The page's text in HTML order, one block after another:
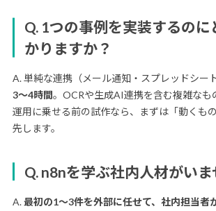
Q. 1つの事例を実装するの
かりますか？
A. 単純な連携（メール通知・スプレッドシー
3〜4時間。OCRや生成AI連携を含む複雑なも
運用に乗せる前の試作なら、まずは「動くも
先します。
Q. n8nを学ぶ社内人材がいま
A.最初の1〜3件を外部に任せて、社内担当者